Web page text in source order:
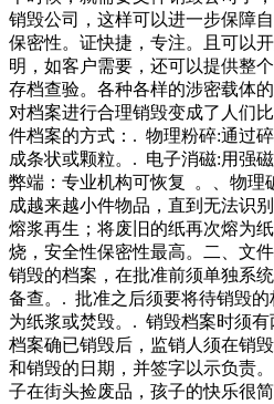
强，努力学习，大学后在一所国
中，它们会发出辐射，可能对人
片被随意丢弃，可明说。在我们
家之外，好像是什么都不会干。
是这么邪门，总会有那么一两个
能想象到二哈像金毛一样温顺吗
消防安全检查。在检查过程中，
灭火器是否完整好用，有无消防
防安全管理制度是否落实，物品
理，场所内用火、用电、用气是
销毁公司，这样可以进一步保障
保密性。证快捷，专注。且可以
明，如客户需要，还可以提供整
存档查验。各种各样的涉密载体
对档案进行合理销毁变成了人们
件档案的方式：. 物理粉碎:通过
成条状或颗粒。. 电子消磁:用强
弊端：专业机构可恢复 。、物理
成越来越小件物品，直到无法识
熔浆再生；将废旧的纸再次熔为
烧，安全性保密性最高。二、文
销毁的档案，在批准前须单独系
备查。. 批准之后须要将待销毁
为纸浆或焚毁。. 销毁档案时须
档案确已销毁后，监销人须在销
和销毁的日期，并签字以示负责
子在街头捡废品，孩子的快乐很